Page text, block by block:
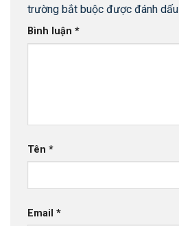
trường bắt buộc được đánh dấu
Bình luận *
Tên *
Email *